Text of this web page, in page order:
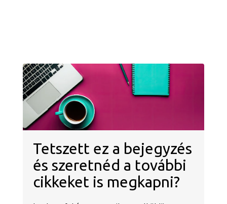
Tetszett ez a bejegyzés
és szeretnéd a további
cikkeket is megkapni?